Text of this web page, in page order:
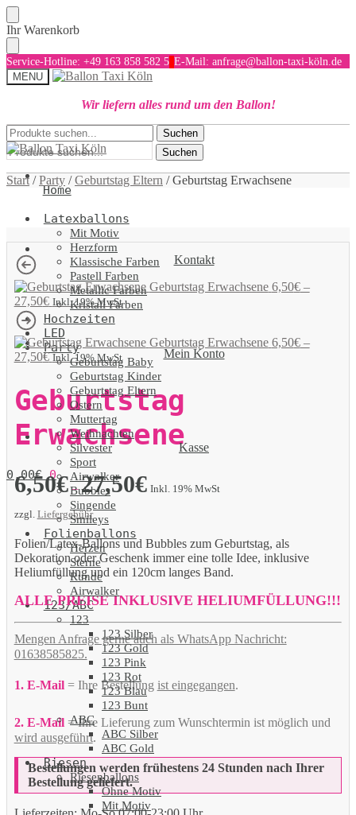
Skip
to
navigation
Skip
to
content
Ihr Warenkorb
Service-Hotline: +49 163 858 582 5 E-Mail: anfrage@ballon-taxi-köln.de
MENU
Wir liefern alles rund um den Ballon!
Suchen
nach:
Suchen
Kontakt
Mein Konto
Kasse
0,00€ 0
Suchen
nach:
Suchen
Home
Latexballons
Mit Motiv
Herzform
Klassische Farben
Pastell Farben
Metallic Farben
Kristall Farben
Hochzeiten
LED
Party
Geburtstag Baby
Geburtstag Kinder
Geburtstag Eltern
Ostern
Muttertag
Weihnachten
Silvester
Sport
Airwalker
Bubbles
Singende
Smileys
Folienballons
Herzen
Sterne
Runde
Airwalker
123/ABC
123
123 Silber
123 Gold
123 Pink
123 Rot
123 Blau
123 Bunt
ABC
ABC Silber
ABC Gold
Riesen
Riesenballons
Ohne Motiv
Mit Motiv
Start /Party /Geburtstag Eltern /Geburtstag Erwachsene
Geburtstag Erwachsene 6,50€–
27,50€ Inkl. 19% MwSt
Geburtstag Erwachsene 6,50€–
27,50€ Inkl. 19% MwSt
Geburtstag
Erwachsene
6,50€–27,50€ Inkl. 19% MwSt
zzgl. Liefergebühr
Folien/Latex-Ballons und Bubbles zum Geburtstag, als
Dekoration oder Geschenk immer eine tolle Idee, inklusive
Heliumfüllung und ein 120cm langes Band.
ALLE PREISE INKLUSIVE HELIUMFÜLLUNG!!!
Mengen Anfrage gerne auch als WhatsApp Nachricht:
01638585825.
1. E-Mail= Ihre Bestellung ist eingegangen.
2. E-Mail= Ihre Lieferung zum Wunschtermin ist möglich und
wird ausgeführt.
Bestellungen werden frühestens 24 Stunden nach Ihrer
Bestellung geliefert.